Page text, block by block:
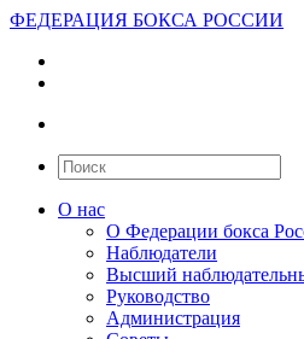
ФЕДЕРАЦИЯ БОКСА РОССИИ
О нас
О Федерации бокса
Наблюдатели
Высший
Руководство
Администрация